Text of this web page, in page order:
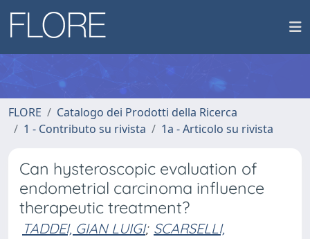
FLORE
Catalogo dei Prodotti della Ricerca
1 - Contributo su rivista
1a - Articolo su rivista
Can hysteroscopic evaluation of
endometrial carcinoma influence
therapeutic treatment?
TADDEI, GIAN LUIGI; SCARSELLI,